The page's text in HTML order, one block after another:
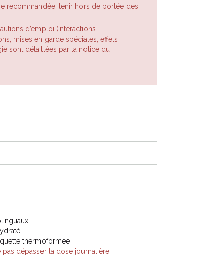
recommandée, tenir hors de portée des
d’emploi (interactions
mises en garde spéciales, effets
sont détaillées par la notice du
thermoformée
pas dépasser la dose journalière